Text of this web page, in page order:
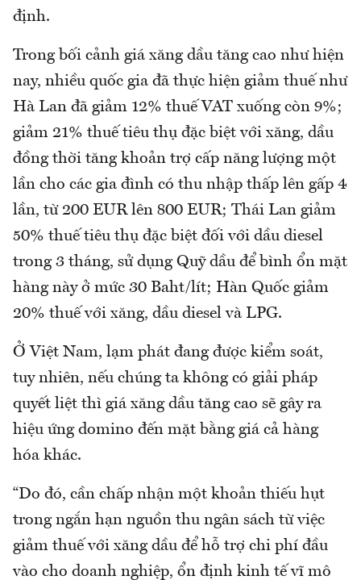
định.
Trong bối cảnh giá xăng dầu tăng cao như hiện
nay, nhiều quốc gia đã thực hiện giảm thuế như
Hà Lan đã giảm 12% thuế VAT xuống còn 9%;
giảm 21% thuế tiêu thụ đặc biệt với xăng, dầu
đồng thời tăng khoản trợ cấp năng lượng một
lần cho các gia đình có thu nhập thấp lên gấp 4
lần, từ 200 EUR lên 800 EUR; Thái Lan giảm
50% thuế tiêu thụ đặc biệt đối với dầu diesel
trong 3 tháng, sử dụng Quỹ dầu để bình ổn mặt
hàng này ở mức 30 Baht/lít; Hàn Quốc giảm
20% thuế với xăng, dầu diesel và LPG.
Ở Việt Nam, lạm phát đang được kiểm soát,
tuy nhiên, nếu chúng ta không có giải pháp
quyết liệt thì giá xăng dầu tăng cao sẽ gây ra
hiệu ứng domino đến mặt bằng giá cả hàng
hóa khác.
“Do đó, cần chấp nhận một khoản thiếu hụt
trong ngắn hạn nguồn thu ngân sách từ việc
giảm thuế với xăng dầu để hỗ trợ chi phí đầu
vào cho doanh nghiệp, ổn định kinh tế vĩ mô